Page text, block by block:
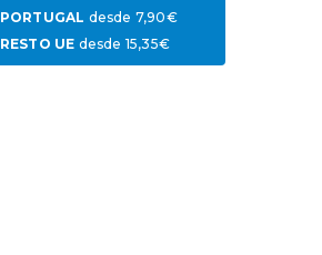
PORTUGAL desde 7,90€
RESTO UE desde 15,35€